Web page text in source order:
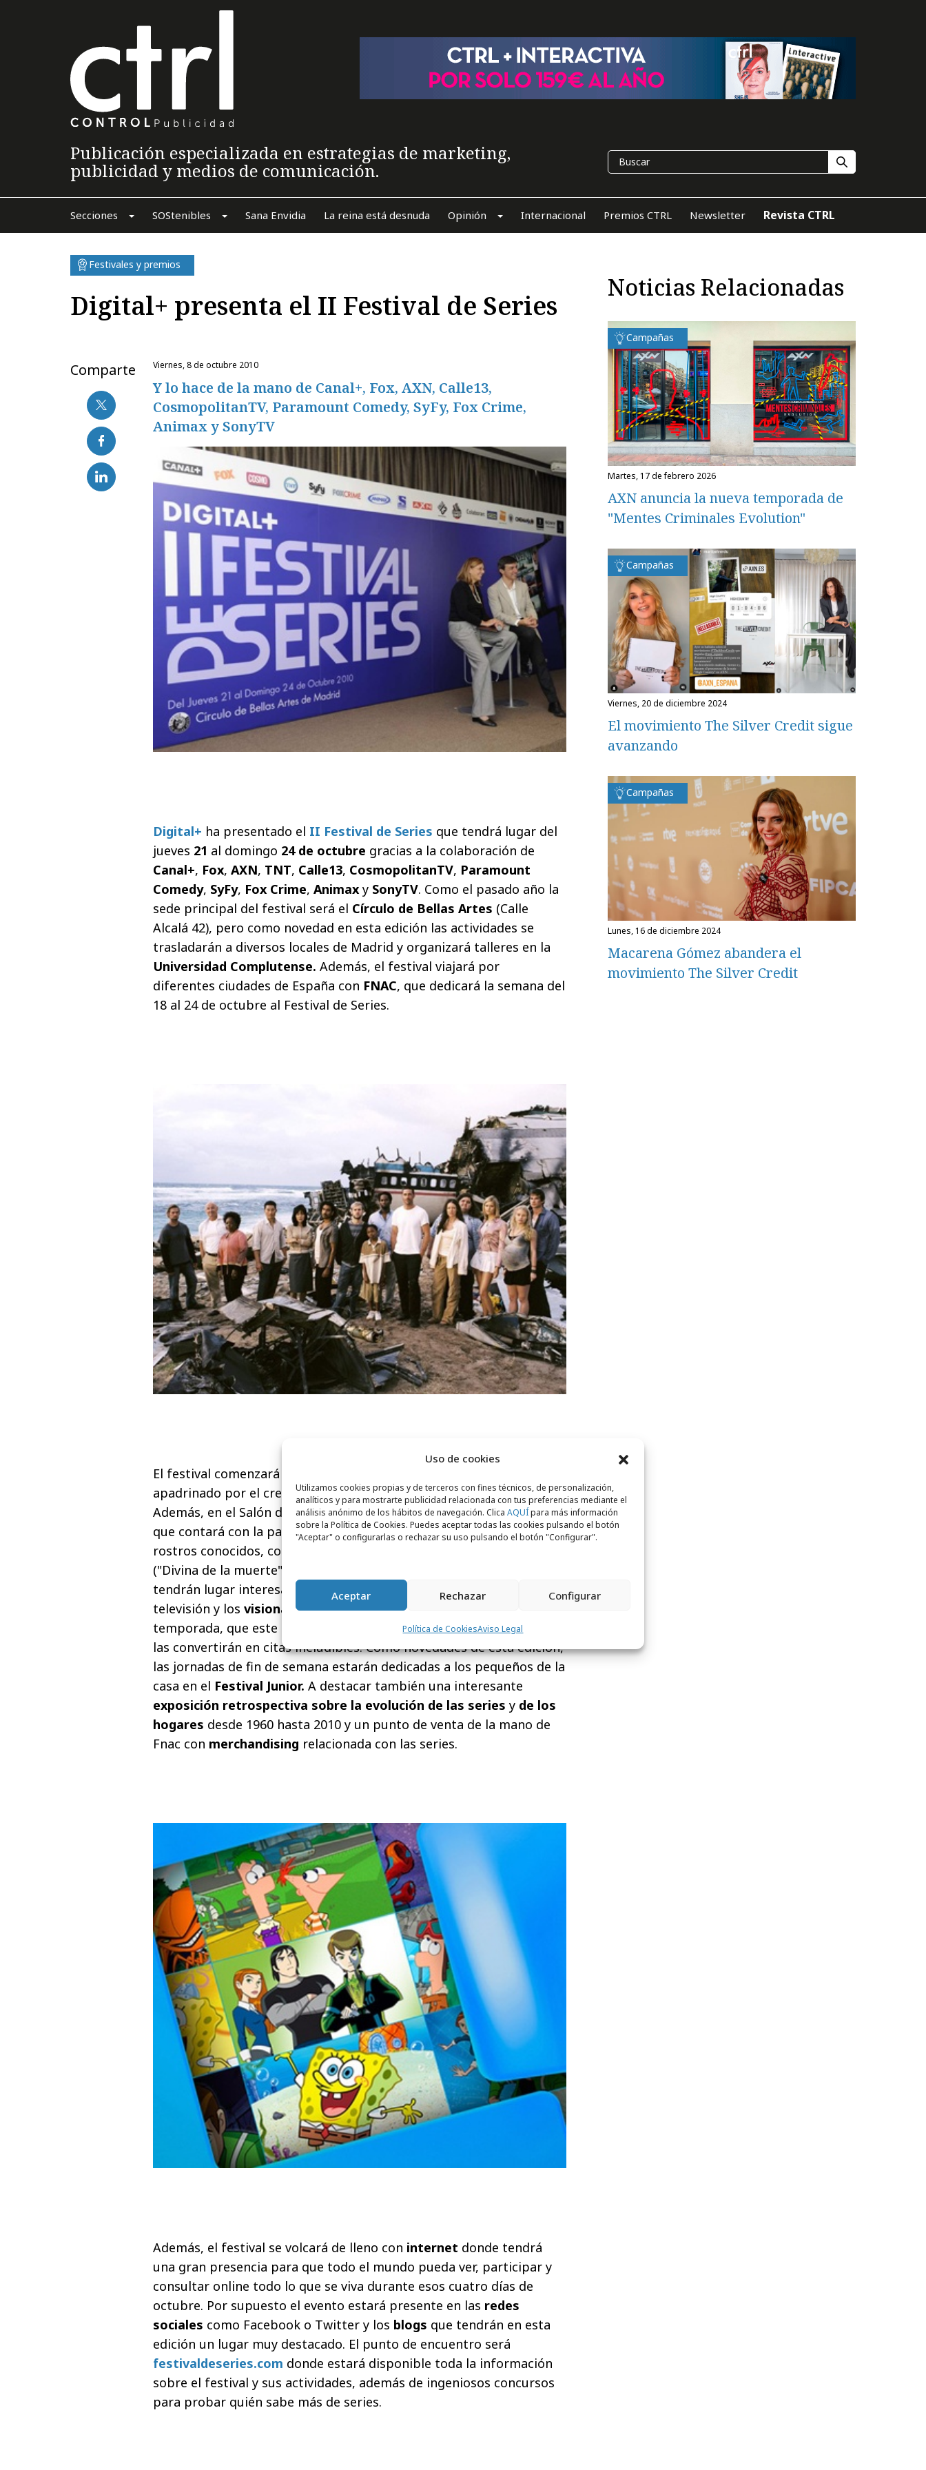
Uso de cookies
Utilizamos cookies propias y de terceros con fines técnicos, de personalización,
analíticos y para mostrarte publicidad relacionada con tus preferencias mediante el
análisis anónimo de los hábitos de navegación. Clica AQUÍpara más información
sobre la Política de Cookies. Puedes aceptar todas las cookies pulsando el botón
"Aceptar" o configurarlas o rechazar su uso pulsando el botón "Configurar".
Aceptar Rechazar Configurar
Política de CookiesAviso Legal
Publicación especializada en estrategias de marketing,
publicidad y medios de comunicación.
Secciones SOStenibles Sana Envidia La reina está desnuda Opinión Internacional Premios CTRL Newsletter Revista CTRL
Festivales y premios
Digital+ presenta el II Festival de Series
Comparte viernes, 8 de octubre 2010
Y lo hace de la mano de Canal+, Fox, AXN, Calle13,
CosmopolitanTV, Paramount Comedy, SyFy, Fox Crime,
Animax y SonyTV
Digital+ ha presentado el II Festival de Series que tendrá lugar del
jueves 21 al domingo 24 de octubre gracias a la colaboración de
Canal+, Fox, AXN, TNT, Calle13, CosmopolitanTV, Paramount
Comedy, SyFy, Fox Crime, Animax y SonyTV. Como el pasado año la
sede principal del festival será el Círculo de Bellas Artes (Calle
Alcalá 42), pero como novedad en esta edición las actividades se
trasladarán a diversos locales de Madrid y organizará talleres en la
Universidad Complutense. Además, el festival viajará por
diferentes ciudades de España con FNAC, que dedicará la semana del
18 al 24 de octubre al Festival de Series.
El festival comenzará con un homenaje a
apadrinado por el creador y guionista de la serieDamon Lindelof.
Además, en el Salón de Baile se celebrará lafiesta de presentación
que contará con la participación de los responsables del festival y
rostros conocidos, como el de Damon Lindelof o
("Divina de la muerte" de SonyTV). Como el pasado año en el Círculo
tendrán lugar interesantes
talleres
sobre el mundo de la ficción en
televisión y los visionados de los mejores productos
temporada, que este año contarán con padrinos o actividades que
las convertirán en citas ineludibles. Como novedades de esta edición,
las jornadas de fin de semana estarán dedicadas a los pequeños de la
casa en el Festival Junior. A destacar también una interesante
exposición retrospectiva sobre la evolución de las series y de los
hogares desde 1960 hasta 2010 y un punto de venta de la mano de
Fnac con merchandising relacionada con las series.
Además, el festival se volcará de lleno con internet donde tendrá
una gran presencia para que todo el mundo pueda ver, participar y
consultar online todo lo que se viva durante esos cuatro días de
octubre. Por supuesto el evento estará presente en las redes
sociales como Facebook o Twitter y los blogs que tendrán en esta
edición un lugar muy destacado. El punto de encuentro será
festivaldeseries.com donde estará disponible toda la información
sobre el festival y sus actividades, además de ingeniosos concursos
para probar quién sabe más de series.
Noticias Relacionadas
Campañas
martes, 17 de febrero 2026
AXN anuncia la nueva temporada de
"Mentes Criminales Evolution"
Campañas
viernes, 20 de diciembre 2024
El movimiento The Silver Credit sigue
avanzando
Campañas
lunes, 16 de diciembre 2024
Macarena Gómez abandera el
movimiento The Silver Credit